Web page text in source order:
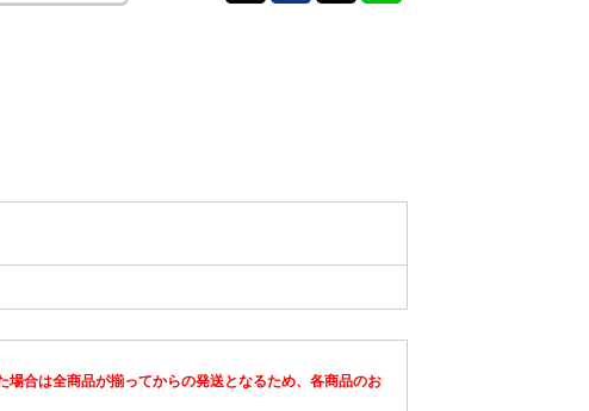
合は全商品が揃ってからの発送となるため、各商品のお